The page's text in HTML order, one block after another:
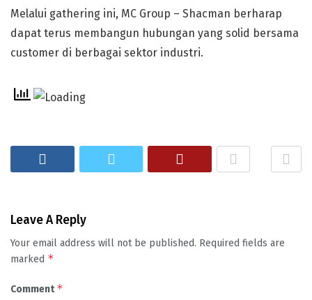
Melalui gathering ini, MC Group – Shacman berharap
dapat terus membangun hubungan yang solid bersama
customer di berbagai sektor industri.
Leave A Reply
Your email address will not be published. Required fields are
marked *
Comment*